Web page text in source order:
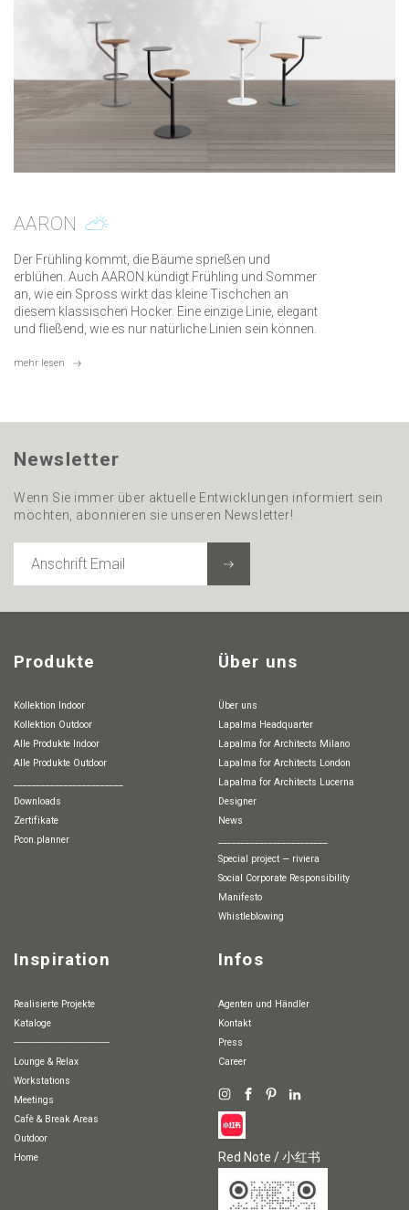
AARON
Der Frühling kommt, die Bäume sprießen und
erblühen. Auch AARON kündigt Frühling und Sommer
an, wie ein Spross wirkt das kleine Tischchen an
diesem klassischen Hocker. Eine einzige Linie, elegant
und fließend, wie es nur natürliche Linien sein können.
mehr lesen
Newsletter
Wenn Sie immer über aktuelle Entwicklungen informiert sein
möchten, abonnieren sie unseren Newsletter!
EMAIL
Produkte
Kollektion Indoor
Kollektion Outdoor
Alle Produkte Indoor
Alle Produkte Outdoor
Downloads
Zertifikate
pcon.planner
Über uns
Über uns
Lapalma Headquarter
Lapalma for Architects Milano
Lapalma for Architects London
Lapalma for Architects Lucerna
Designer
News
special project — riviera
Social Corporate Responsibility
Manifesto
whistleblowing
Inspiration
Realisierte Projekte
Kataloge
-----------------------------------
Lounge & Relax
Workstations
Meetings
Cafè & Break Areas
Outdoor
Home
Infos
Agenten und Händler
Kontakt
Press
Career
Red Note / 小红书